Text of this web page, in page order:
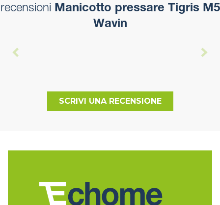
recensioni Manicotto pressare Tigris M5
Wavin
SCRIVI UNA RECENSIONE